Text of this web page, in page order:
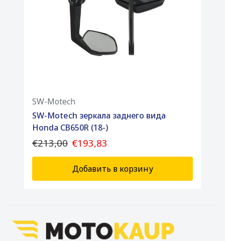
SW-Motech
SW-Motech зеркала заднего вида
Honda CB650R (18-)
€213,00 €193,83
Добавить в корзину